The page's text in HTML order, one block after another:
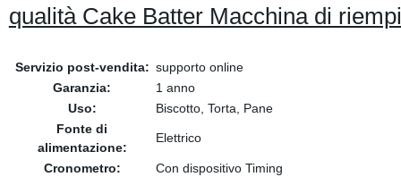
qualità Cake Batter Macchina di
Servizio post-vendita: supporto online
Garanzia:
1 anno
Uso:
Biscotto, Torta, Pane
Fonte di
alimentazione:
Elettrico
Cronometro:
Con dispositivo Timing